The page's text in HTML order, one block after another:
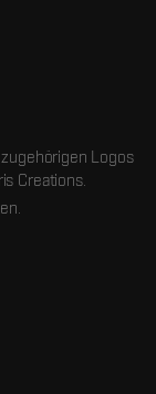
Logos
Creations.